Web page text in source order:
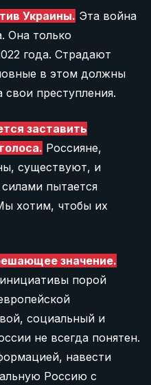
Украины. Эта война
Она только
года. Страдают
в этом должны
преступления.
заставить
Россияне,
существуют, и
пытается
хотим, чтобы их
значение.
порой
социальный и
не всегда понятен.
навести
Россию с